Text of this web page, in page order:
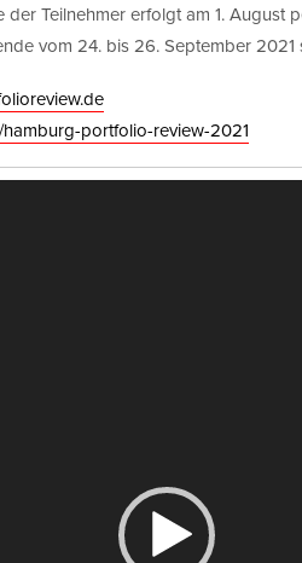
Teilnehmer erfolgt am 1. August
vom 24. bis 26. September 2021
portfolio-review-2021